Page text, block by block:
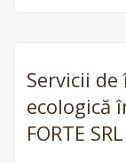
Servicii
ecologică
FORTE SRL